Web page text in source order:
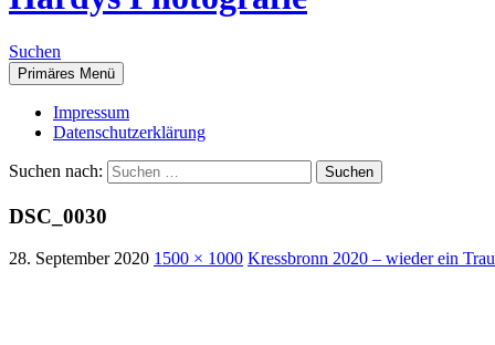
Suchen
Primäres Menü
Impressum
Datenschutzerklärung
Suchen nach:
DSC_0030
28. September 2020 1500 × 1000 Kressbronn 2020 – wieder ein